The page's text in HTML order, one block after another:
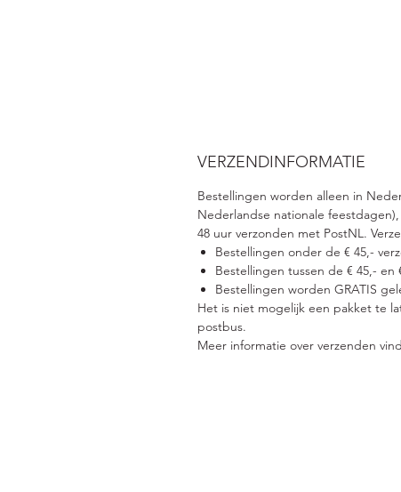
VERZENDINFORMATIE
Bestellingen worden alleen in
Nederlandse nationale
48 uur verzonden met PostNL.
Bestellingen onder de € 45,-
Bestellingen tussen de € 45,- en
Bestellingen worden GRATIS
Het is niet mogelijk een pakket te
postbus.
Meer informatie over verzenden